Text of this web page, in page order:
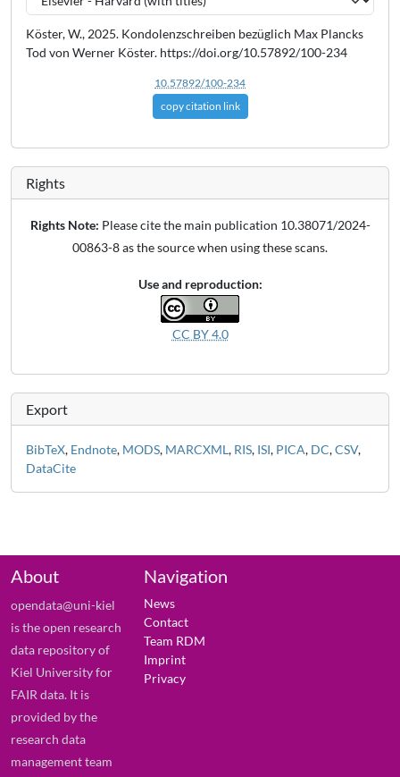
Köster, W., 2025. Kondolenzschreiben bezüglich Max Plancks
Tod von Werner Köster. https://doi.org/10.57892/100-234
10.57892/100-234
copy citation link
Rights
Rights Note: Please cite the main publication 10.38071/2024-
00863-8 as the source when using these scans.
Use and reproduction:
CC BY 4.0
Export
BibTeX, Endnote, MODS, MARCXML, RIS, ISI, PICA, DC,CSV,
DataCite
About
opendata@uni-kiel
is the open research
data repository of
Kiel University for
FAIR data. It is
provided by the
research data
management team
Navigation
News
Contact
Team RDM
Imprint
Privacy